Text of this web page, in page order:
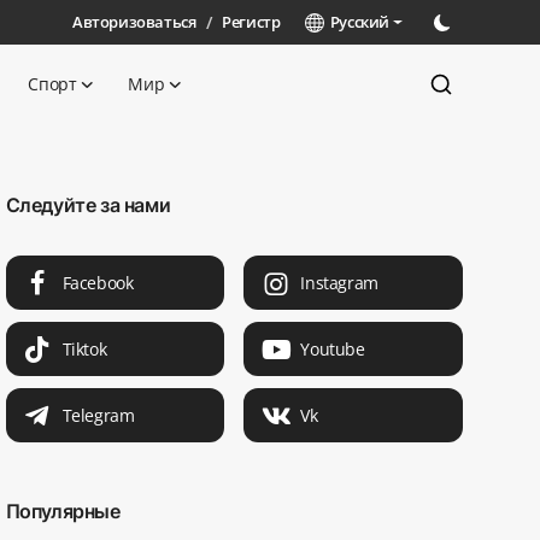
Авторизоваться / Регистр Русский
Спорт Мир
Следуйте за нами
Facebook Instagram
Tiktok Youtube
Telegram Vk
Популярные